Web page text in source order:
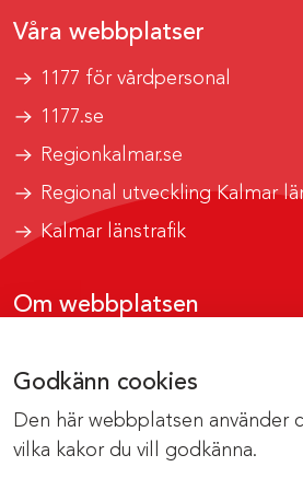
Godkänn cookies
Den här webbplatsen använder
vilka kakor du vill godkänna.
Våra webbplatser
1177 för vårdpersonal
1177.se
Regionkalmar.se
Regional utveckling Kalmar
Kalmar länstrafik
Om webbplatsen
Om cookies
Kontakta webbredaktionen